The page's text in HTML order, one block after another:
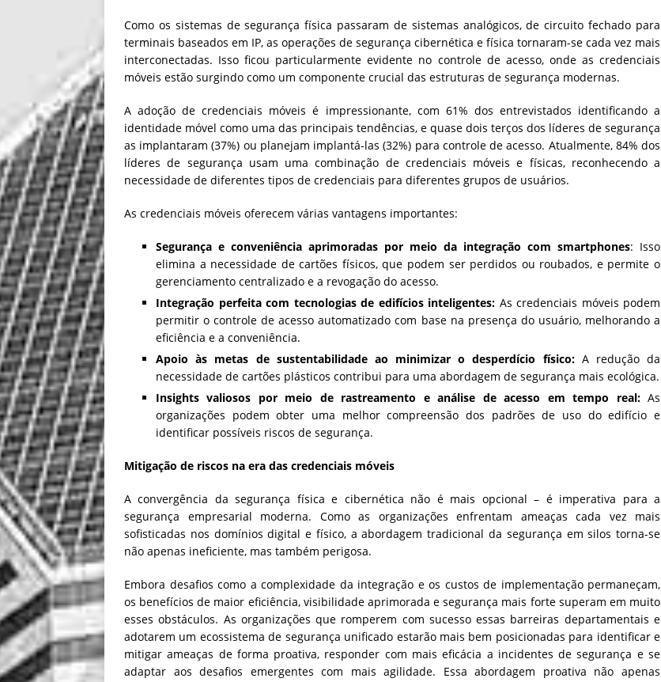
Como os sistemas de segurança física passaram de sistemas analógicos, de circuito fechado para
terminais baseados em IP, as operações de segurança cibernética e física tornaram-se cada vez mais
interconectadas. Isso ficou particularmente evidente no controle de acesso, onde as credenciais
móveis estão surgindo como um componente crucial das estruturas de segurança modernas.
A adoção de credenciais móveis é impressionante, com 61% dos entrevistados identificando a
identidade móvel como uma das principais tendências, e quase dois terços dos líderes de segurança
as implantaram (37%) ou planejam implantá-las (32%) para controle de acesso. Atualmente, 84% dos
líderes de segurança usam uma combinação de credenciais móveis e físicas, reconhecendo a
necessidade de diferentes tipos de credenciais para diferentes grupos de usuários.
As credenciais móveis oferecem várias vantagens importantes:
Segurança e conveniência aprimoradas por meio da integração com smartphones: Isso
elimina a necessidade de cartões físicos, que podem ser perdidos ou roubados, e permite o
gerenciamento centralizado e a revogação do acesso.
Integração perfeita com tecnologias de edifícios inteligentes: As credenciais móveis podem
permitir o controle de acesso automatizado com base na presença do usuário, melhorando a
eficiência e a conveniência.
Apoio às metas de sustentabilidade ao minimizar o desperdício físico:A redução da
necessidade de cartões plásticos contribui para uma abordagem de segurança mais ecológica.
Insights valiosos por meio de rastreamento e análise de acesso em tempo real:As
organizações podem obter uma melhor compreensão dos padrões de uso do edifício e
identificar possíveis riscos de segurança.
Mitigação de riscos na era das credenciais móveis
A convergência da segurança física e cibernética não é mais opcional – é imperativa para a
segurança empresarial moderna. Como as organizações enfrentam ameaças cada vez mais
sofisticadas nos domínios digital e físico, a abordagem tradicional da segurança em silos torna-se
não apenas ineficiente, mas também perigosa.
Embora desafios como a complexidade da integração e os custos de implementação permaneçam,
os benefícios de maior eficiência, visibilidade aprimorada e segurança mais forte superam em muito
esses obstáculos. As organizações que romperem com sucesso essas barreiras departamentais e
adotarem um ecossistema de segurança unificado estarão mais bem posicionadas para identificar e
mitigar ameaças de forma proativa, responder com mais eficácia a incidentes de segurança e se
adaptar aos desafios emergentes com mais agilidade. Essa abordagem proativa não apenas